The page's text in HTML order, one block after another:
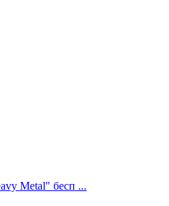
Metal" бесп ...